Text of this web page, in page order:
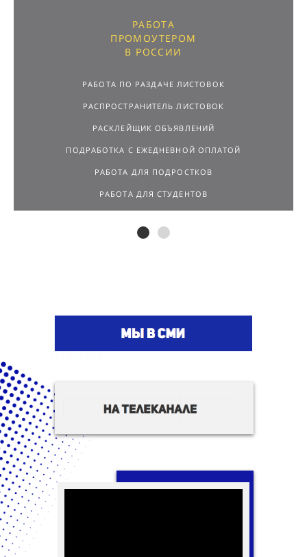
РАБОТА
ПРОМОУТЕРОМ
В РОССИИ
РАБОТА ПО РАЗДАЧЕ ЛИСТОВОК
РАСПРОСТРАНИТЕЛЬ ЛИСТОВОК
РАСКЛЕЙЩИК ОБЪЯВЛЕНИЙ
ПОДРАБОТКА С ЕЖЕДНЕВНОЙ ОПЛАТОЙ
РАБОТА ДЛЯ ПОДРОСТКОВ
РАБОТА ДЛЯ СТУДЕНТОВ